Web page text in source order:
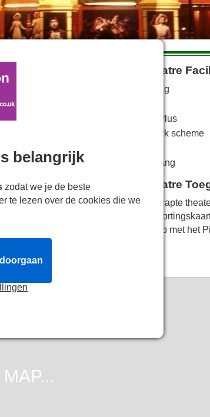
boeken
Piccadilly Theatre
Airconditioning
Infrarood hoorlus
Lid van Q-Park scheme
Rolstoeltoegang
Piccadilly Theatre
Gehandicapte
kunnen
contact op met het
belangrijk
zodat we je de beste
te lezen over de cookies die we